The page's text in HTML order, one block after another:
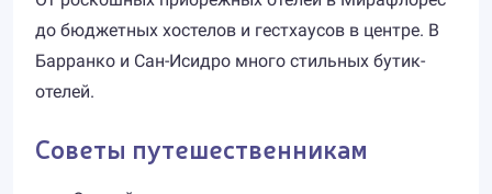
до бюджетных хостелов и гестхаусов в центре. В
Барранко и Сан-Исидро много стильных бутик-
отелей.
Советы путешественникам